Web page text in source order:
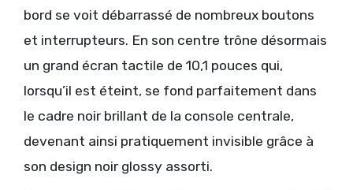
bord se voit débarrassé de nombreux boutons
et interrupteurs. En son centre trône désormais
un grand écran tactile de 10,1 pouces qui,
lorsqu’il est éteint, se fond parfaitement dans
le cadre noir brillant de la console centrale,
devenant ainsi pratiquement invisible grâce à
son design noir glossy assorti.